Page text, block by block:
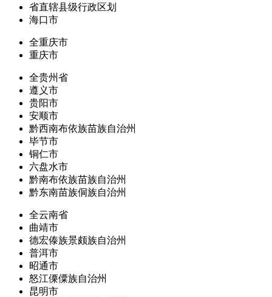
省直辖县级行政区划
海口市
全重庆市
重庆市
全贵州省
遵义市
贵阳市
安顺市
黔西南布依族苗族自治州
毕节市
铜仁市
六盘水市
黔南布依族苗族自治州
黔东南苗族侗族自治州
全云南省
曲靖市
德宏傣族景颇族自治州
普洱市
昭通市
怒江傈僳族自治州
昆明市